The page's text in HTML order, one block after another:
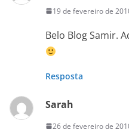
19 de fevereiro de
Belo Blog Samir.
Resposta
Sarah
26 de fevereiro de